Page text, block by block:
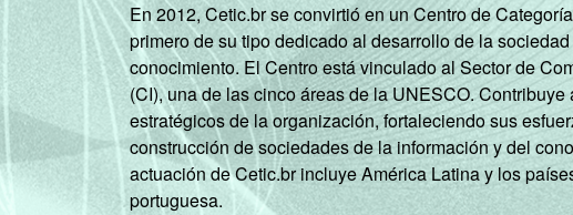
En 2012, Cetic.br se convirtió en un Centro de
primero de su tipo dedicado al desarrollo de la
conocimiento. El Centro está vinculado al Sector de
(CI), una de las cinco áreas de la UNESCO.
estratégicos de la organización, fortaleciendo sus
construcción de sociedades de la información y del
actuación de Cetic.br incluye América Latina y los
portuguesa.